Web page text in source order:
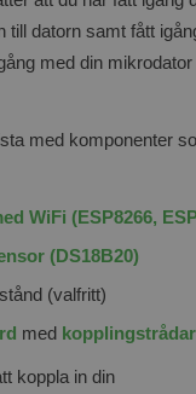
till datorn samt fått
med din
med komponenter
WiFi (ESP8266,
(DS18B20)
(valfritt)
med kopplingstrådar
koppla in din